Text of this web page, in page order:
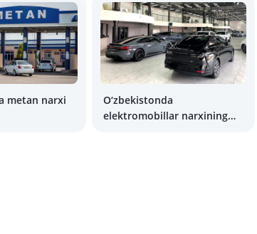
metan narxi
O‘zbekistonda
elektromobillar narxining